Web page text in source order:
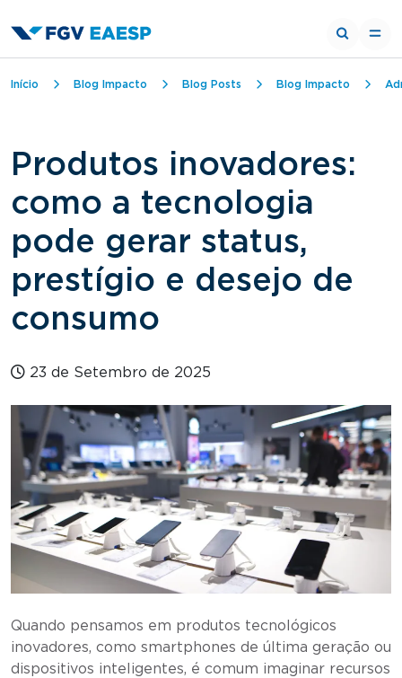
Trilha de navegação
Início Blog Impacto Blog Posts Blog Impacto
Produtos inovadores:
como a tecnologia
pode gerar status,
prestígio e desejo de
consumo
23 de Setembro de 2025
Quando pensamos em produtos tecnológicos
inovadores, como smartphones de última geração ou
dispositivos inteligentes, é comum imaginar recursos